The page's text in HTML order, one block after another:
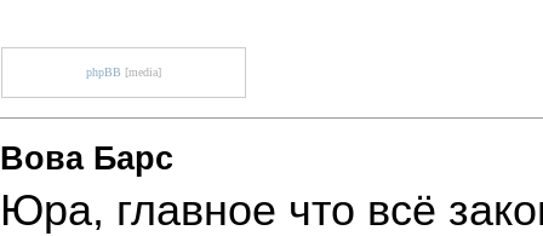
phpBB [media]
Вова Барс
Юра, главное что всё